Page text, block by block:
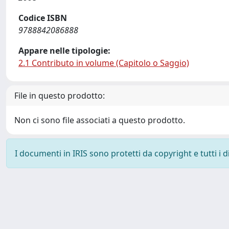
Codice ISBN
9788842086888
Appare nelle tipologie:
2.1 Contributo in volume (Capitolo o Saggio)
File in questo prodotto:
Non ci sono file associati a questo prodotto.
I documenti in IRIS sono protetti da copyright e tutti i